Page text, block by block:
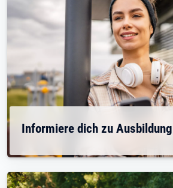
Informiere dich zu